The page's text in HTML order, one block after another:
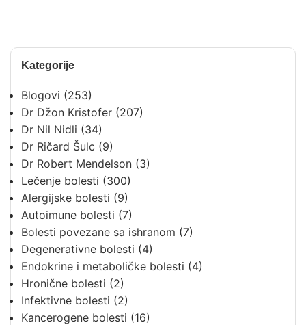
Kategorije
Blogovi (253)
Dr Džon Kristofer (207)
Dr Nil Nidli (34)
Dr Ričard Šulc (9)
Dr Robert Mendelson (3)
Lečenje bolesti (300)
Alergijske bolesti (9)
Autoimune bolesti (7)
Bolesti povezane sa ishranom (7)
Degenerativne bolesti (4)
Endokrine i metaboličke bolesti (4)
Hronične bolesti (2)
Infektivne bolesti (2)
Kancerogene bolesti (16)